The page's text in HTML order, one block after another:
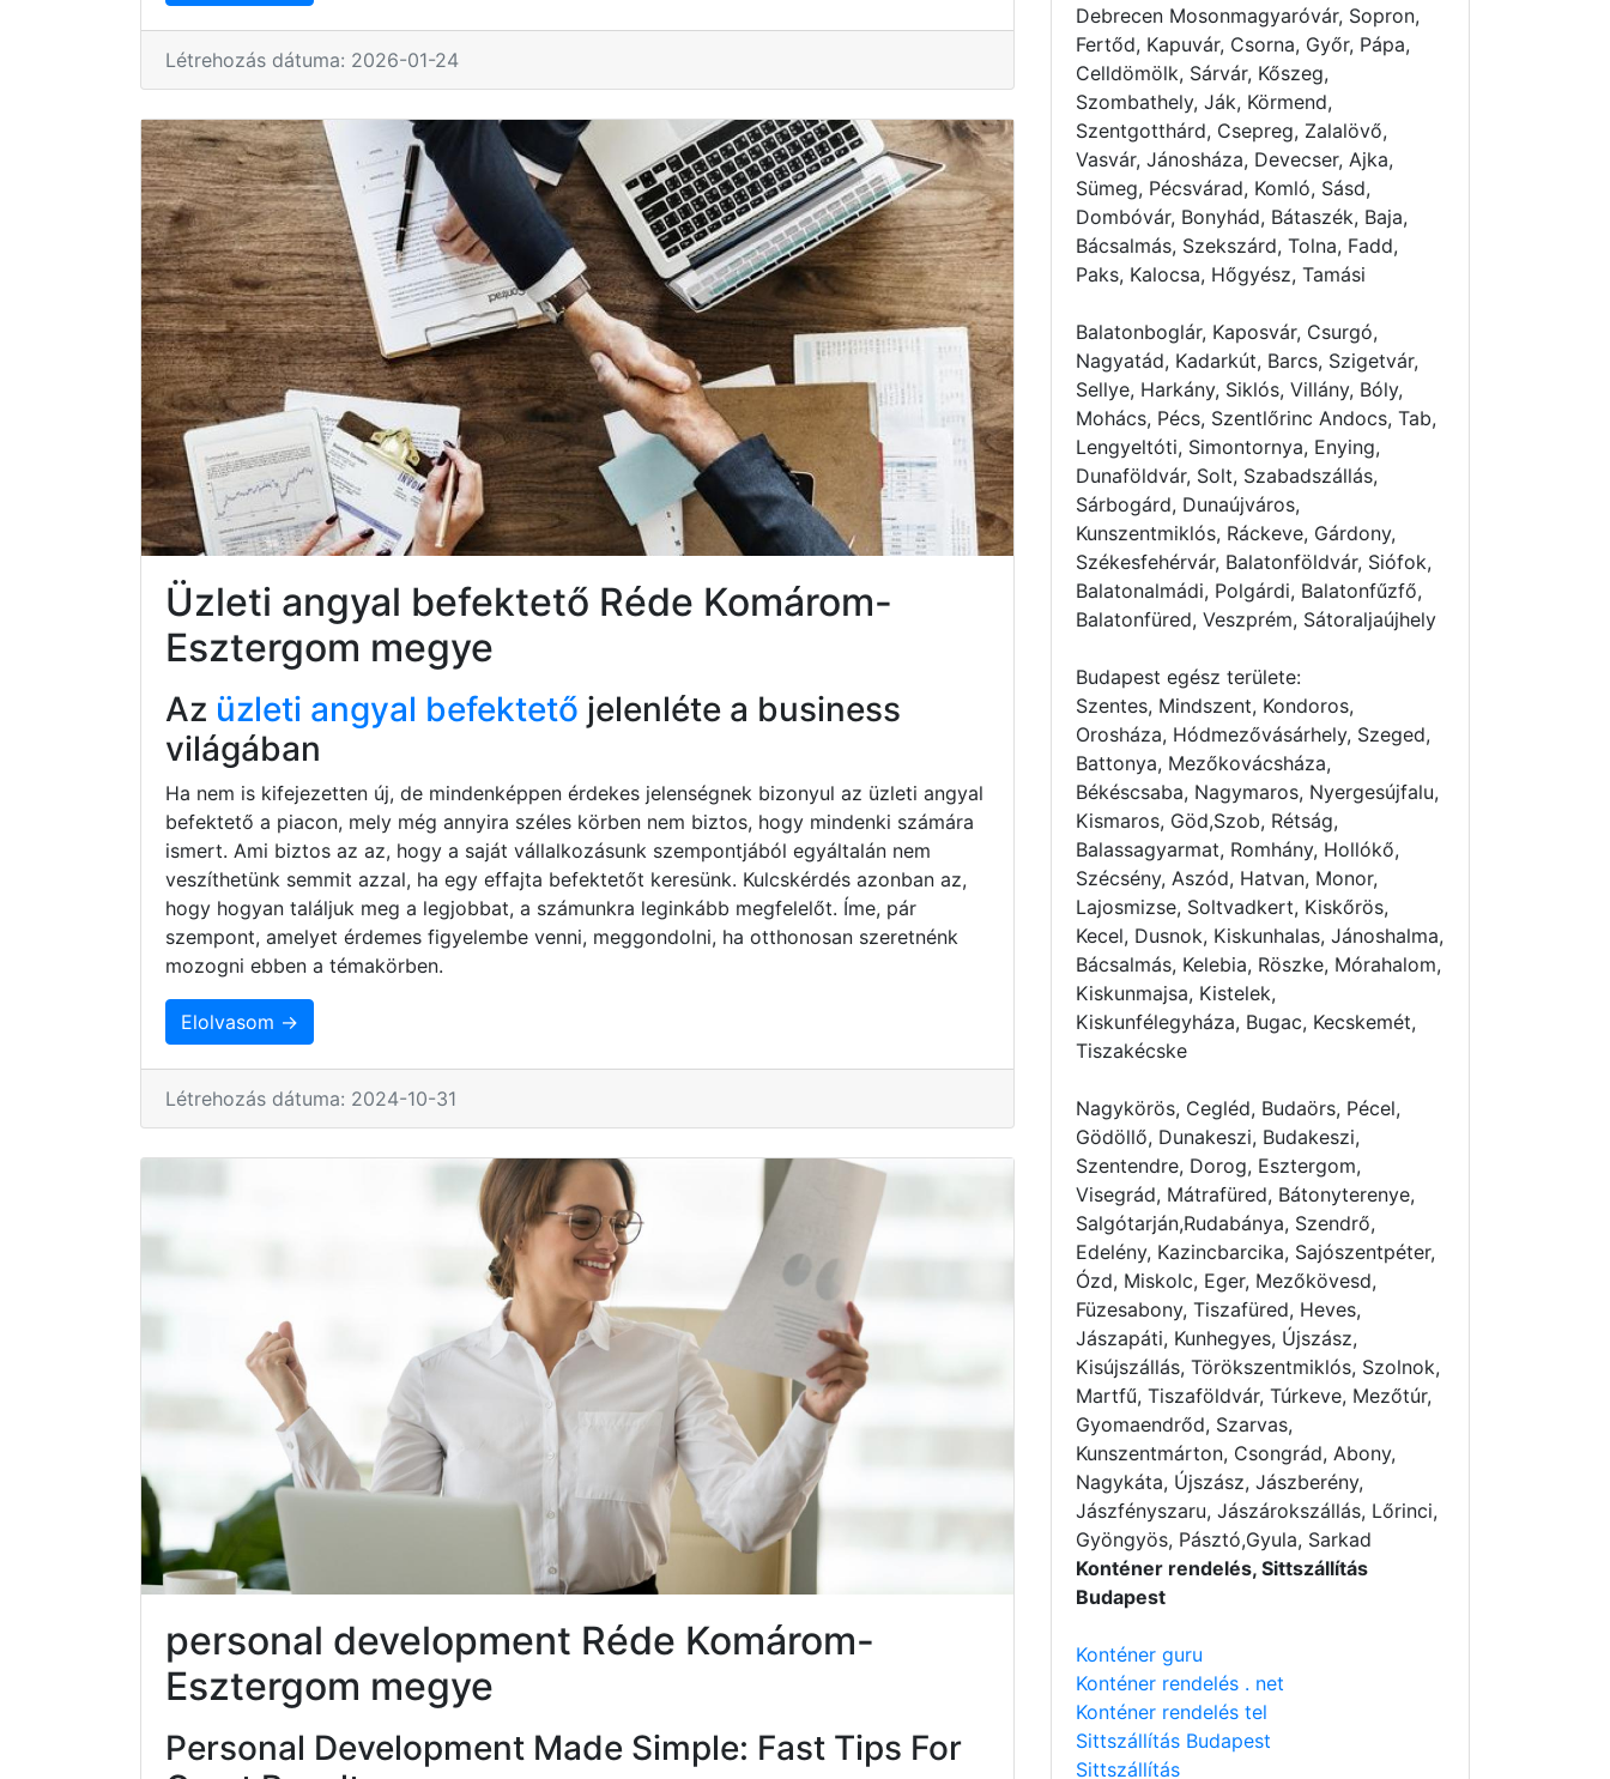
Létrehozás dátuma: 2026-01-24
Üzleti angyal befektető Réde Komárom-
Esztergom megye
Az üzleti angyal befektető jelenléte a business
világában
Ha nem is kifejezetten új, de mindenképpen érdekes jelenségnek bizonyul az üzleti angyal
befektető a piacon, mely még annyira széles körben nem biztos, hogy mindenki számára
ismert. Ami biztos az az, hogy a saját vállalkozásunk szempontjából egyáltalán nem
veszíthetünk semmit azzal, ha egy effajta befektetőt keresünk. Kulcskérdés azonban az,
hogy hogyan találjuk meg a legjobbat, a számunkra leginkább megfelelőt. Íme, pár
szempont, amelyet érdemes figyelembe venni, meggondolni, ha otthonosan szeretnénk
mozogni ebben a témakörben.
Elolvasom →
Létrehozás dátuma: 2024-10-31
personal development Réde Komárom-
Esztergom megye
Personal Development Made Simple: Fast Tips For
Debrecen Mosonmagyaróvár, Sopron,
Fertőd, Kapuvár, Csorna, Győr, Pápa,
Celldömölk, Sárvár, Kőszeg,
Szombathely, Ják, Körmend,
Szentgotthárd, Csepreg, Zalalövő,
Vasvár, Jánosháza, Devecser, Ajka,
Sümeg, Pécsvárad, Komló, Sásd,
Dombóvár, Bonyhád, Bátaszék, Baja,
Bácsalmás, Szekszárd, Tolna, Fadd,
Paks, Kalocsa, Hőgyész, Tamási
Balatonboglár, Kaposvár, Csurgó,
Nagyatád, Kadarkút, Barcs, Szigetvár,
Sellye, Harkány, Siklós, Villány, Bóly,
Mohács, Pécs, Szentlőrinc Andocs, Tab,
Lengyeltóti, Simontornya, Enying,
Dunaföldvár, Solt, Szabadszállás,
Sárbogárd, Dunaújváros,
Kunszentmiklós, Ráckeve, Gárdony,
Székesfehérvár, Balatonföldvár, Siófok,
Balatonalmádi, Polgárdi, Balatonfűzfő,
Balatonfüred, Veszprém, Sátoraljaújhely
Budapest egész területe:
Szentes, Mindszent, Kondoros,
Orosháza, Hódmezővásárhely, Szeged,
Battonya, Mezőkovácsháza,
Békéscsaba, Nagymaros, Nyergesújfalu,
Kismaros, Göd,Szob, Rétság,
Balassagyarmat, Romhány, Hollókő,
Szécsény, Aszód, Hatvan, Monor,
Lajosmizse, Soltvadkert, Kiskőrös,
Kecel, Dusnok, Kiskunhalas, Jánoshalma,
Bácsalmás, Kelebia, Röszke, Mórahalom,
Kiskunmajsa, Kistelek,
Kiskunfélegyháza, Bugac, Kecskemét,
Tiszakécske
Nagykörös, Cegléd, Budaörs, Pécel,
Gödöllő, Dunakeszi, Budakeszi,
Szentendre, Dorog, Esztergom,
Visegrád, Mátrafüred, Bátonyterenye,
Salgótarján,Rudabánya, Szendrő,
Edelény, Kazincbarcika, Sajószentpéter,
Ózd, Miskolc, Eger, Mezőkövesd,
Füzesabony, Tiszafüred, Heves,
Jászapáti, Kunhegyes, Újszász,
Kisújszállás, Törökszentmiklós, Szolnok,
Martfű, Tiszaföldvár, Túrkeve, Mezőtúr,
Gyomaendrőd, Szarvas,
Kunszentmárton, Csongrád, Abony,
Nagykáta, Újszász, Jászberény,
Jászfényszaru, Jászárokszállás, Lőrinci,
Gyöngyös, Pásztó,Gyula, Sarkad
Konténer rendelés, Sittszállítás
Budapest
Konténer guru
Konténer rendelés . net
Konténer rendelés tel
Sittszállítás Budapest
Sittszállítás